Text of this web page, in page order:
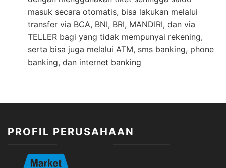
masuk secara otomatis, bisa lakukan melalui
transfer via BCA, BNI, BRI, MANDIRI, dan via
TELLER bagi yang tidak mempunyai rekening,
serta bisa juga melalui ATM, sms banking, phone
banking, dan internet banking
PROFIL PERUSAHAAN